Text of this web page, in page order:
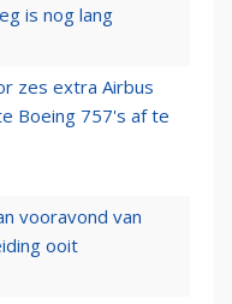
is nog lang
zes extra Airbus
Boeing 757's af te
vooravond van
ooit